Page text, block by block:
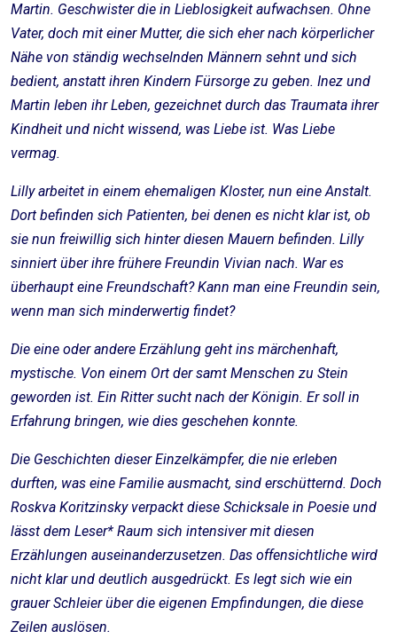
Martin. Geschwister die in Lieblosigkeit aufwachsen. Ohne
Vater, doch mit einer Mutter, die sich eher nach körperlicher
Nähe von ständig wechselnden Männern sehnt und sich
bedient, anstatt ihren Kindern Fürsorge zu geben. Inez und
Martin leben ihr Leben, gezeichnet durch das Traumata ihrer
Kindheit und nicht wissend, was Liebe ist. Was Liebe
vermag.
Lilly arbeitet in einem ehemaligen Kloster, nun eine Anstalt.
Dort befinden sich Patienten, bei denen es nicht klar ist, ob
sie nun freiwillig sich hinter diesen Mauern befinden. Lilly
sinniert über ihre frühere Freundin Vivian nach. War es
überhaupt eine Freundschaft? Kann man eine Freundin sein,
wenn man sich minderwertig findet?
Die eine oder andere Erzählung geht ins märchenhaft,
mystische. Von einem Ort der samt Menschen zu Stein
geworden ist. Ein Ritter sucht nach der Königin. Er soll in
Erfahrung bringen, wie dies geschehen konnte.
Die Geschichten dieser Einzelkämpfer, die nie erleben
durften, was eine Familie ausmacht, sind erschütternd. Doch
Roskva Koritzinsky verpackt diese Schicksale in Poesie und
lässt dem Leser* Raum sich intensiver mit diesen
Erzählungen auseinanderzusetzen. Das offensichtliche wird
nicht klar und deutlich ausgedrückt. Es legt sich wie ein
grauer Schleier über die eigenen Empfindungen, die diese
Zeilen auslösen.